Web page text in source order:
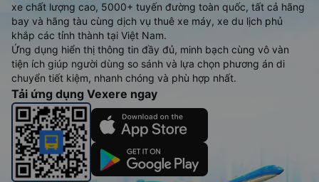
xe chất lượng cao, 5000+ tuyến đường toàn quốc, tất cả hãng
bay và hãng tàu cùng dịch vụ thuê xe máy, xe du lịch phủ
khắp các tỉnh thành tại Việt Nam.
Ứng dụng hiển thị thông tin đầy đủ, minh bạch cùng vô vàn
tiện ích giúp người dùng so sánh và lựa chọn phương án di
chuyển tiết kiệm, nhanh chóng và phù hợp nhất.
Tải ứng dụng Vexere ngay